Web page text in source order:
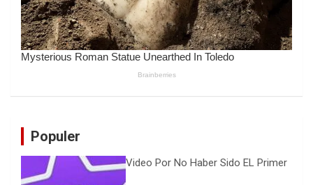
Populer
Video Por No Haber Sido EL Primer